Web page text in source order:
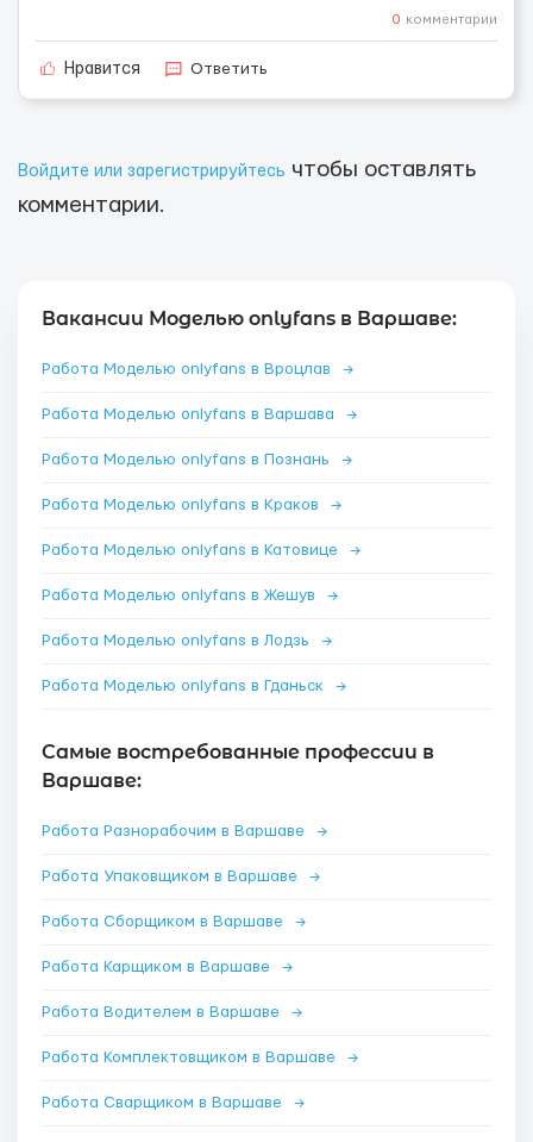
0 комментарии
Нравится Ответить
Войдите или зарегистрируйтесь чтобы оставлять
комментарии.
Вакансии Моделью onlyfans в Варшаве:
Работа Моделью onlyfans в Вроцлав →
Работа Моделью onlyfans в Варшава →
Работа Моделью onlyfans в Познань →
Работа Моделью onlyfans в Краков →
Работа Моделью onlyfans в Катовице →
Работа Моделью onlyfans в Жешув →
Работа Моделью onlyfans в Лодзь →
Работа Моделью onlyfans в Гданьск →
Самые востребованные профессии в
Варшаве:
Работа Разнорабочим в Варшаве →
Работа Упаковщиком в Варшаве →
Работа Сборщиком в Варшаве →
Работа Карщиком в Варшаве →
Работа Водителем в Варшаве →
Работа Комплектовщиком в Варшаве →
Работа Сварщиком в Варшаве →